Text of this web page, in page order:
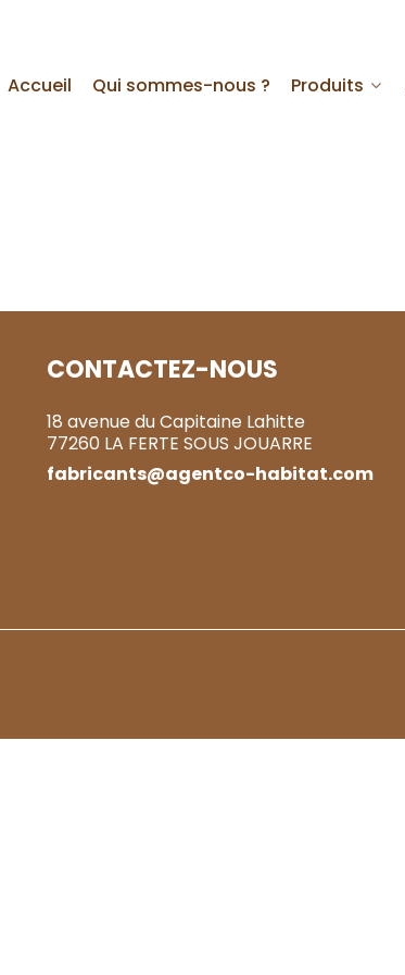
Accueil Qui sommes-nous ? Produits
CONTACTEZ-NOUS
18 avenue du Capitaine Lahitte
77260 LA FERTE SOUS JOUARRE
fabricants@agentco-habitat.com